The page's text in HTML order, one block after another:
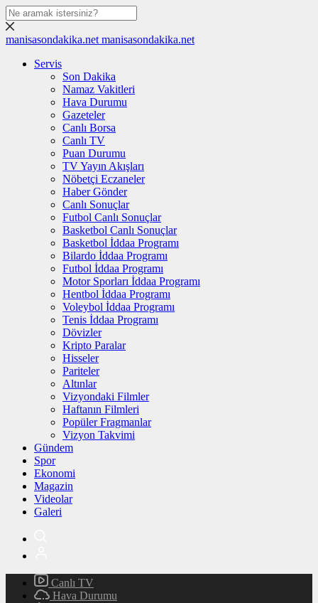
manisasondakika.net manisasondakika.net
Servis
Son Dakika
Namaz Vakitleri
Hava Durumu
Gazeteler
Canlı Borsa
Canlı TV
Puan Durumu
TV Yayın Akışları
Nöbetçi Eczaneler
Haber Gönder
Canlı Sonuçlar
Futbol Canlı Sonuçlar
Basketbol Canlı Sonuçlar
Basketbol İddaa Programı
Bilardo İddaa Programı
Futbol İddaa Programı
Motor Sporları İddaa Programı
Hentbol İddaa Programı
Voleybol İddaa Programı
Tenis İddaa Programı
Dövizler
Kripto Paralar
Hisseler
Pariteler
Altınlar
Vizyondaki Filmler
Haftanın Filmleri
Popüler Fragmanlar
Vizyon Takvimi
Gündem
Spor
Ekonomi
Magazin
Videolar
Galeri
Canlı TV
Hava Durumu